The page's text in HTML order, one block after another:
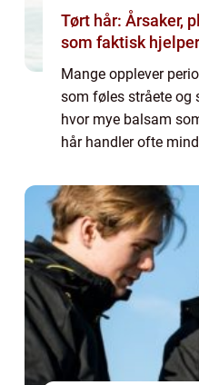
Tørt hår: Årsaker,
som faktisk hjelper
Mange opplever
som føles stråete og
hvor mye balsam
hår handler ofte